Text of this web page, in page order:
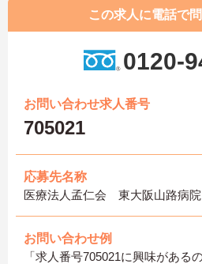
この求人に電話で
0120-
お問い合わせ求人番号
705021
応募先名称
医療法人孟仁会 東大阪山路病院
お問い合わせ例
「求人番号705021に興味がある